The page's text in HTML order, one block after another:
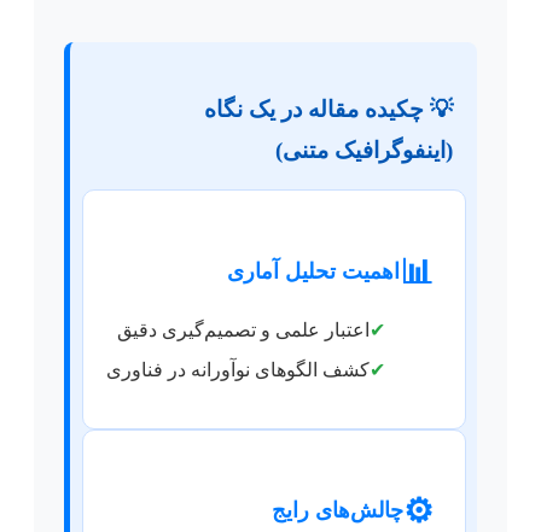
💡 چکیده مقاله در یک نگاه
(اینفوگرافیک متنی)
📊 اهمیت تحلیل آماری
✔ اعتبار علمی و تصمیم‌گیری دقیق
✔کشف الگوهای نوآورانه در فناوری
⚙️چالش‌های رایج